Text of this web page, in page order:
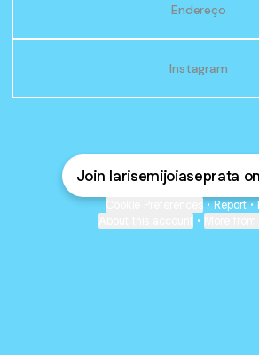
Endereço
Instagram
Join larisemijoiaseprata
• Report •
•